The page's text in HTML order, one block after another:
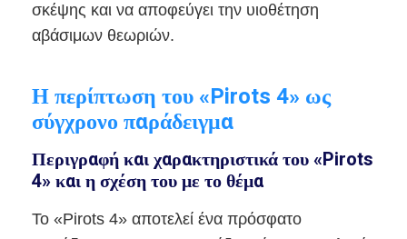
σκέψης και να αποφεύγει την υιοθέτηση
αβάσιμων θεωριών.
Η περίπτωση του «Pirots 4» ως
σύγχρονο παράδειγμα
Περιγραφή και χαρακτηριστικά του «Pirots
4» και η σχέση του με το θέμα
Το «Pirots 4» αποτελεί ένα πρόσφατο